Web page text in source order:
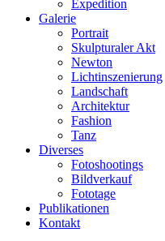
Expedition
Galerie
Portrait
Skulpturaler Akt
Newton
Lichtinszenierung
Landschaft
Architektur
Fashion
Tanz
Diverses
Fotoshootings
Bildverkauf
Fototage
Publikationen
Kontakt